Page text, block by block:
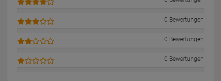
0 Bewertungen
0 Bewertungen
0 Bewertungen